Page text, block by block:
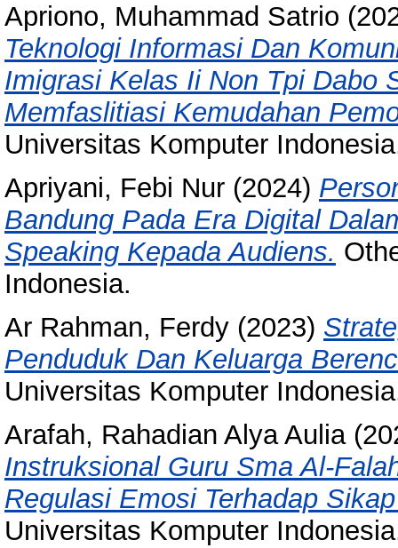
Apriono, Muhammad Satrio
Teknologi Informasi Dan
Imigrasi Kelas Ii Non Tpi Dabo
Memfaslitiasi Kemudahan
Universitas Komputer
Apriyani, Febi Nur (2024)
Bandung Pada Era Digital
Speaking Kepada Audiens.
Indonesia.
Ar Rahman, Ferdy (2023)
Penduduk Dan Keluarga
Universitas Komputer
Arafah, Rahadian Alya Aulia
Instruksional Guru Sma Al-
Regulasi Emosi Terhadap
Universitas Komputer